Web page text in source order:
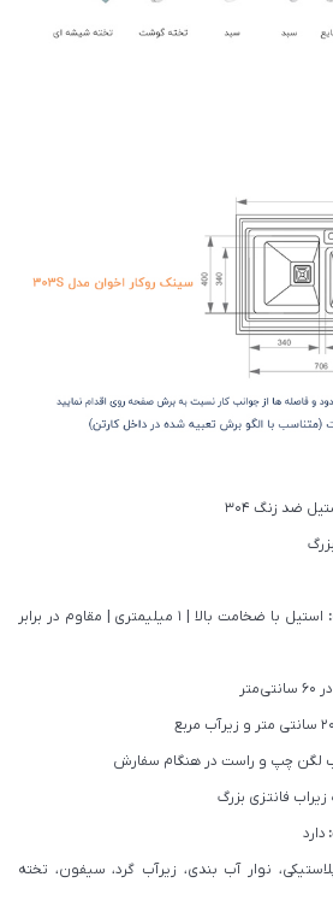
ضد زنگ 304
استیل با ضخامت بالا | 1 میلیمتری | مقاوم در برابر
لگن چپ و راست در هنگام سفارش
زیراب فانتزی بزرگ
دارد
نوار آب بندی، زیرآب گرد، سیفون، تخته